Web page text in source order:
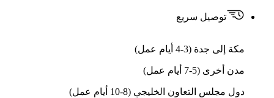
توصيل سريع
مكة إلى جدة (3-4 أيام عمل)
مدن أخرى (5-7 أيام عمل)
دول مجلس التعاون الخليجي (8-10 أيام عمل)